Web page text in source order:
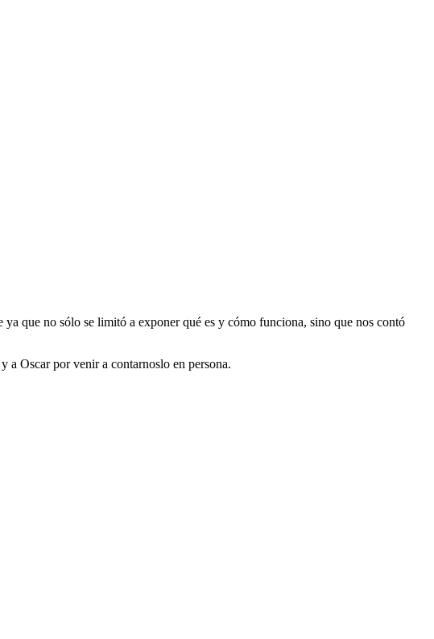
que no sólo se limitó a exponer qué es y cómo funciona, sino que nos contó
a Oscar por venir a contarnoslo en persona.